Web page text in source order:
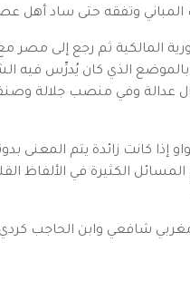
وتفقه حتى ساد أهل
بالموضع الذي كان يُدرِّس فيه
عدالة وفي منصب جلالة
إذا كانت زائدة يتم
الكثيرة في
مغربي شافعي وابن الحاجب